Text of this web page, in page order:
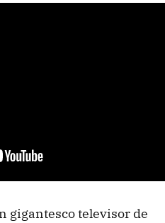
gigantesco televisor de